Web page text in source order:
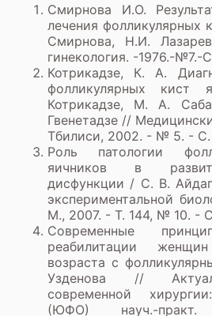
Смирнова И.О.
лечения фолликулярных
Смирнова, Н.И.
гинекология. -1976.-№7.-
Котрикадзе, К. А.
фолликулярных
Котрикадзе, М. А.
Гвенетадзе //
Тбилиси, 2002. - № 5. - С.
Роль патологии
яичников в
дисфункции / С. В.
экспериментальной
М., 2007. - Т. 144, № 10. -
Современные
реабилитации женщин
возраста с
Узденова //
современной
(ЮФО) науч.-